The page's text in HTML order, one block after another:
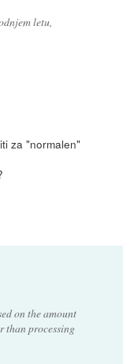
letu,
za "normalen"
on the amount
than processing